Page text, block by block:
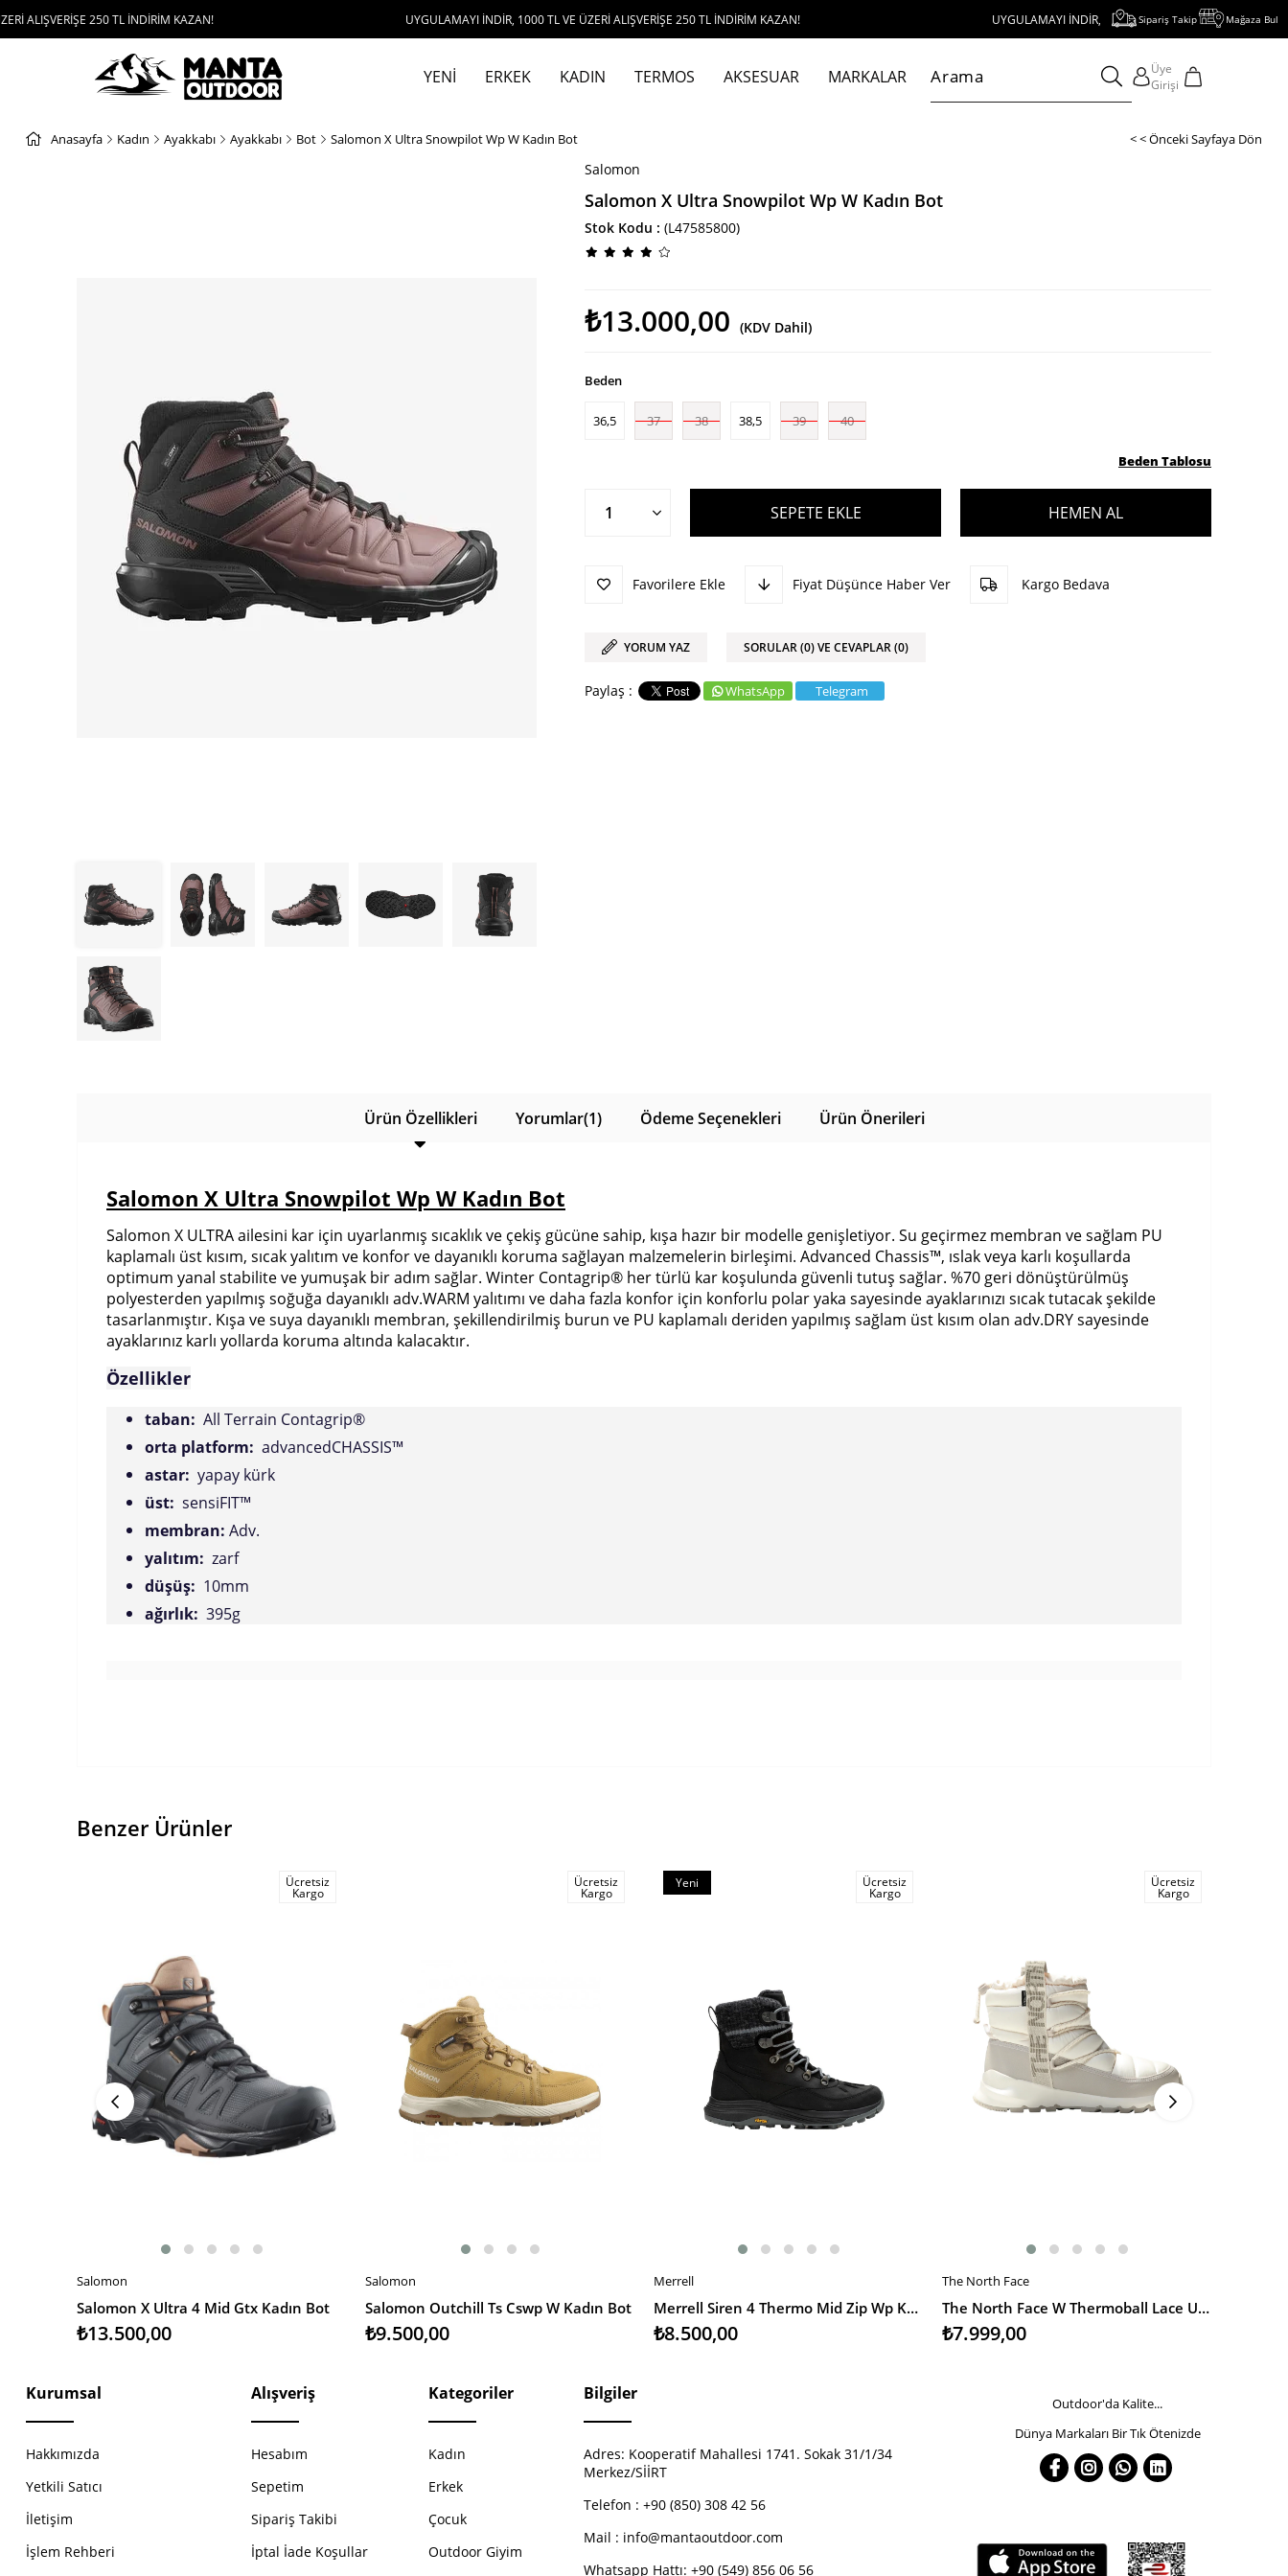
250 TL İNDİRİM KAZAN! UYGULAMAYI İNDİR, 1000 TL VE ÜZERİ ALIŞVERİŞE 250 TL İNDİRİM KAZAN! UYGULAMAYI İNDİR, 1000 TL VE ÜZERİ ALIŞVERİŞE 250 TL İNDİRİM
Sipariş Takip Mağaza Bul
YENİ ERKEK KADIN TERMOS AKSESUAR MARKALAR
Üye
Girişi
Anasayfa Kadın Ayakkabı Ayakkabı Bot Salomon X Ultra Snowpilot Wp W Kadın Bot < < Önceki Sayfaya Dön
Salomon
Salomon X Ultra Snowpilot Wp W Kadın Bot
Stok Kodu (L47585800)
₺13.000,00 (KDV Dahil)
Beden
36,5 37 38 38,5 39 40
Beden Tablosu
Favorilere Ekle Fiyat Düşünce Haber Ver Kargo Bedava
YORUM YAZ SORULAR (0) VE CEVAPLAR (0)
WhatsApp Telegram
Ürün Özellikleri Yorumlar(1) Ödeme Seçenekleri Ürün Önerileri
Salomon X Ultra Snowpilot Wp W Kadın Bot
Salomon X ULTRA ailesini kar için uyarlanmış sıcaklık ve çekiş gücüne sahip, kışa hazır bir modelle genişletiyor. Su geçirmez membran ve sağlam PU
kaplamalı üst kısım, sıcak yalıtım ve konfor ve dayanıklı koruma sağlayan malzemelerin birleşimi. Advanced Chassis™, ıslak veya karlı koşullarda
optimum yanal stabilite ve yumuşak bir adım sağlar. Winter Contagrip® her türlü kar koşulunda güvenli tutuş sağlar. %70 geri dönüştürülmüş
polyesterden yapılmış soğuğa dayanıklı adv.WARM yalıtımı ve daha fazla konfor için konforlu polar yaka sayesinde ayaklarınızı sıcak tutacak şekilde
tasarlanmıştır. Kışa ve suya dayanıklı membran, şekillendirilmiş burun ve PU kaplamalı deriden yapılmış sağlam üst kısım olan adv.DRY sayesinde
ayaklarınız karlı yollarda koruma altında kalacaktır.
Özellikler
taban: All Terrain Contagrip®
orta platform: advancedCHASSIS™
astar: yapay kürk
üst: sensiFIT™
membran: Adv.
yalıtım: zarf
düşüş: 10mm
ağırlık: 395g
Benzer Ürünler
SEPETE EKLE
Ücretsiz
Kargo
Salomon
Salomon X Ultra 4 Mid Gtx Kadın Bot
₺13.500,00
SEPETE EKLE
Ücretsiz
Kargo
Salomon
Salomon Outchill Ts Cswp W Kadın Bot
₺9.500,00
SEPETE EKLE
Yeni
Ücretsiz
Kargo
Merrell
Merrell Siren 4 Thermo Mid Zip Wp Kadın Bot
₺8.500,00
SEPETE EKLE
Ücretsiz
Kargo
The North Face
The North Face W Thermoball Lace Up Wp Kadın Bot
₺7.999,00
Kurumsal
Hakkımızda
Yetkili Satıcı
İletişim
İşlem Rehberi
Alışveriş
Hesabım
Sepetim
Sipariş Takibi
İptal İade Koşullar
Kategoriler
Kadın
Erkek
Çocuk
Outdoor Giyim
Bilgiler
Adres: Kooperatif Mahallesi 1741. Sokak 31/1/34
Merkez/SİİRT
Telefon : +90 (850) 308 42 56
Mail : info@mantaoutdoor.com
Whatsapp Hattı: +90 (549) 856 06 56
Outdoor'da Kalite...
Dünya Markaları Bir Tık Ötenizde